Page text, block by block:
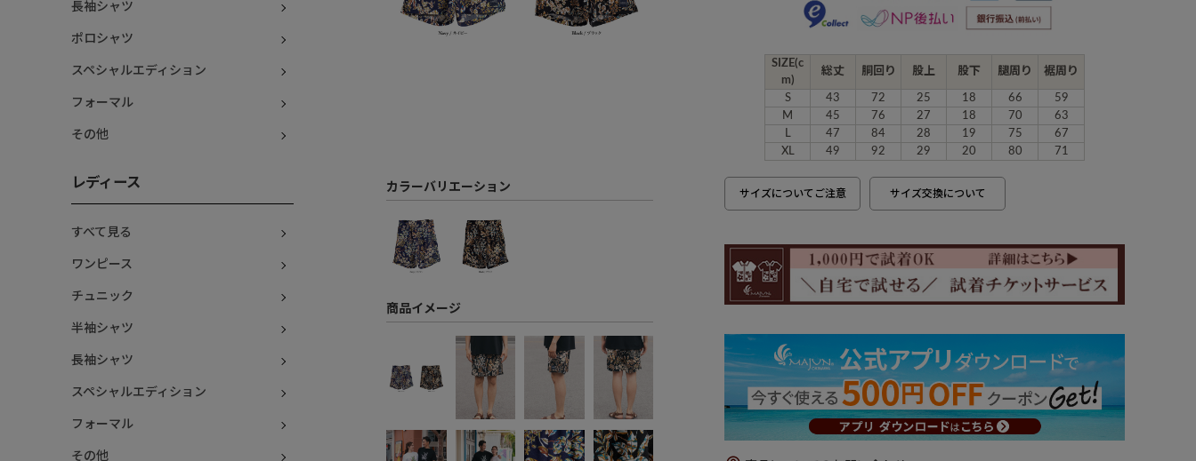
長袖シャツ
ポロシャツ
スペシャルエディション
フォーマル
その他
レディース
すべて見る
ワンピース
チュニック
半袖シャツ
長袖シャツ
スペシャルエディション
フォーマル
その他
カラーバリエーション
商品イメージ
SIZE(c
m)
総丈 胴回り 股上 股下 腿周り 裾周り
S 43 72 25 18 66
59
M
45 76 27 18 70
63
L
47 84 28 19 75
67
XL
49 92 29 20 80 71
サイズについてご注意 サイズ交換について